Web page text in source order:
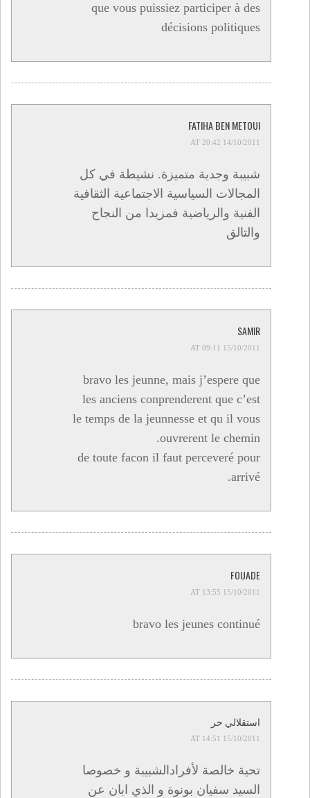
que vous puissiez participer à des
décisions politiques
FATIHA BEN METOUI
14/10/2011 AT 20:42
شبيبة وجدية متميزة. نشيطة في كل
المجالات السياسية الاجتماعية الثقافية
الفنية والرياضية فمزيدا من النجاح
والتالق
SAMIR
15/10/2011 AT 09:11
bravo les jeunne, mais j’espere que
les anciens conprenderent que c’est
le temps de la jeunnesse et qu il vous
ouvrerent le chemin.
de toute facon il faut perceveré pour
arrivé.
FOUADE
15/10/2011 AT 13:55
bravo les jeunes continué
استقلالي حر
15/10/2011 AT 14:51
تحية خالصة لأفرادالشبيبة و خصوصا
السيد سفيان بونوة و الذي ابان عن